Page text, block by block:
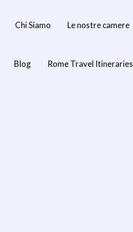
Chi Siamo Le nostre camere
Blog Rome Travel Itineraries